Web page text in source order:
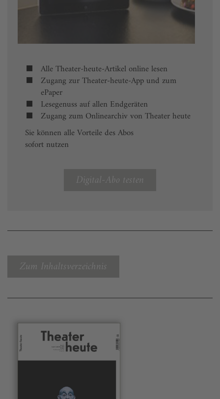
Alle Theater-heute-Artikel online lesen
Zugang zur Theater-heute-App und zum
ePaper
Lesegenuss auf allen Endgeräten
Zugang zum Onlinearchiv von Theater heute
Sie können alle Vorteile des Abos
sofort nutzen
Digital-Abo testen
Zum Inhaltsverzeichnis